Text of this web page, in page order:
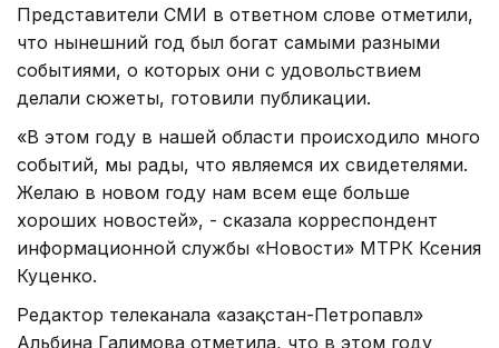
Представители СМИ в ответном слове отметили,
что нынешний год был богат самыми разными
событиями, о которых они с удовольствием
делали сюжеты, готовили публикации.
«В этом году в нашей области происходило много
событий, мы рады, что являемся их свидетелями.
Желаю в новом году нам всем еще больше
хороших новостей», - сказала корреспондент
информационной службы «Новости» МТРК Ксения
Куценко.
Редактор телеканала «Қазақстан-Петропавл»
Альбина Галимова отметила, что в этом году